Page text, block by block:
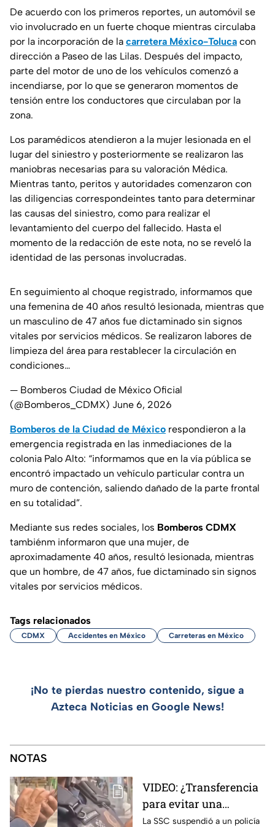
De acuerdo con los primeros reportes, un automóvil se
vio involucrado en un fuerte choque mientras circulaba
por la incorporación de la carretera México-Toluca con
dirección a Paseo de las Lilas. Después del impacto,
parte del motor de uno de los vehículos comenzó a
incendiarse, por lo que se generaron momentos de
tensión entre los conductores que circulaban por la
zona.
Los paramédicos atendieron a la mujer lesionada en el
lugar del siniestro y posteriormente se realizaron las
maniobras necesarias para su valoración Médica.
Mientras tanto, peritos y autoridades comenzaron con
las diligencias correspondeintes tanto para determinar
las causas del siniestro, como para realizar el
levantamiento del cuerpo del fallecido. Hasta el
momento de la redacción de este nota, no se reveló la
identidad de las personas involucradas.
En seguimiento al choque registrado, informamos que
una femenina de 40 años resultó lesionada, mientras que
un masculino de 47 años fue dictaminado sin signos
vitales por servicios médicos. Se realizaron labores de
limpieza del área para restablecer la circulación en
condiciones…
— Bomberos Ciudad de México Oficial
(@Bomberos_CDMX) June 6, 2026
Bomberos de la Ciudad de México respondieron a la
emergencia registrada en las inmediaciones de la
colonia Palo Alto: “informamos que en la vía pública se
encontró impactado un vehículo particular contra un
muro de contención, saliendo dañado de la parte frontal
en su totalidad”.
Mediante sus redes sociales, los Bomberos CDMX
tambiénm informaron que una mujer, de
aproximadamente 40 años, resultó lesionada, mientras
que un hombre, de 47 años, fue dictaminado sin signos
vitales por servicios médicos.
Tags relacionados
CDMX Accidentes en México Carreteras en México
¡No te pierdas nuestro contenido, sigue a
Azteca Noticias en Google News!
NOTAS
VIDEO: ¿Transferencia
para evitar una
sanción? SSC suspende
La SSC suspendió a un policía